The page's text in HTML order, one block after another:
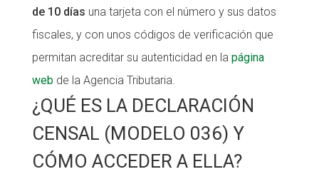
de 10 días una tarjeta con el número y sus datos
fiscales, y con unos códigos de verificación que
permitan acreditar su autenticidad en la página
webde la Agencia Tributaria.
¿QUÉ ES LA DECLARACIÓN
CENSAL (MODELO 036) Y
CÓMO ACCEDER A ELLA?